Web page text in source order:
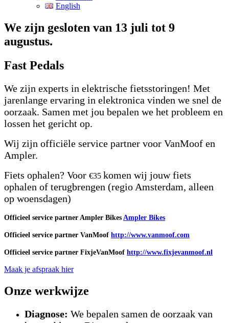
English
We zijn gesloten van 13 juli tot 9
augustus.
Fast Pedals
We zijn experts in elektrische fietsstoringen! Met
jarenlange ervaring in elektronica vinden we snel de
oorzaak. Samen met jou bepalen we het probleem en
lossen het gericht op.
Wij zijn officiële service partner voor VanMoof en
Ampler.
Fiets ophalen? Voor €35 komen wij jouw fiets
ophalen of terugbrengen (regio Amsterdam, alleen
op woensdagen)
Officieel service partner Ampler Bikes Ampler Bikes
Officieel service partner VanMoof http://www.vanmoof.com
Officieel service partner FixjeVanMoof http://www.fixjevanmoof.nl
Maak je afspraak hier
Onze werkwijze
Diagnose: We bepalen samen de oorzaak van